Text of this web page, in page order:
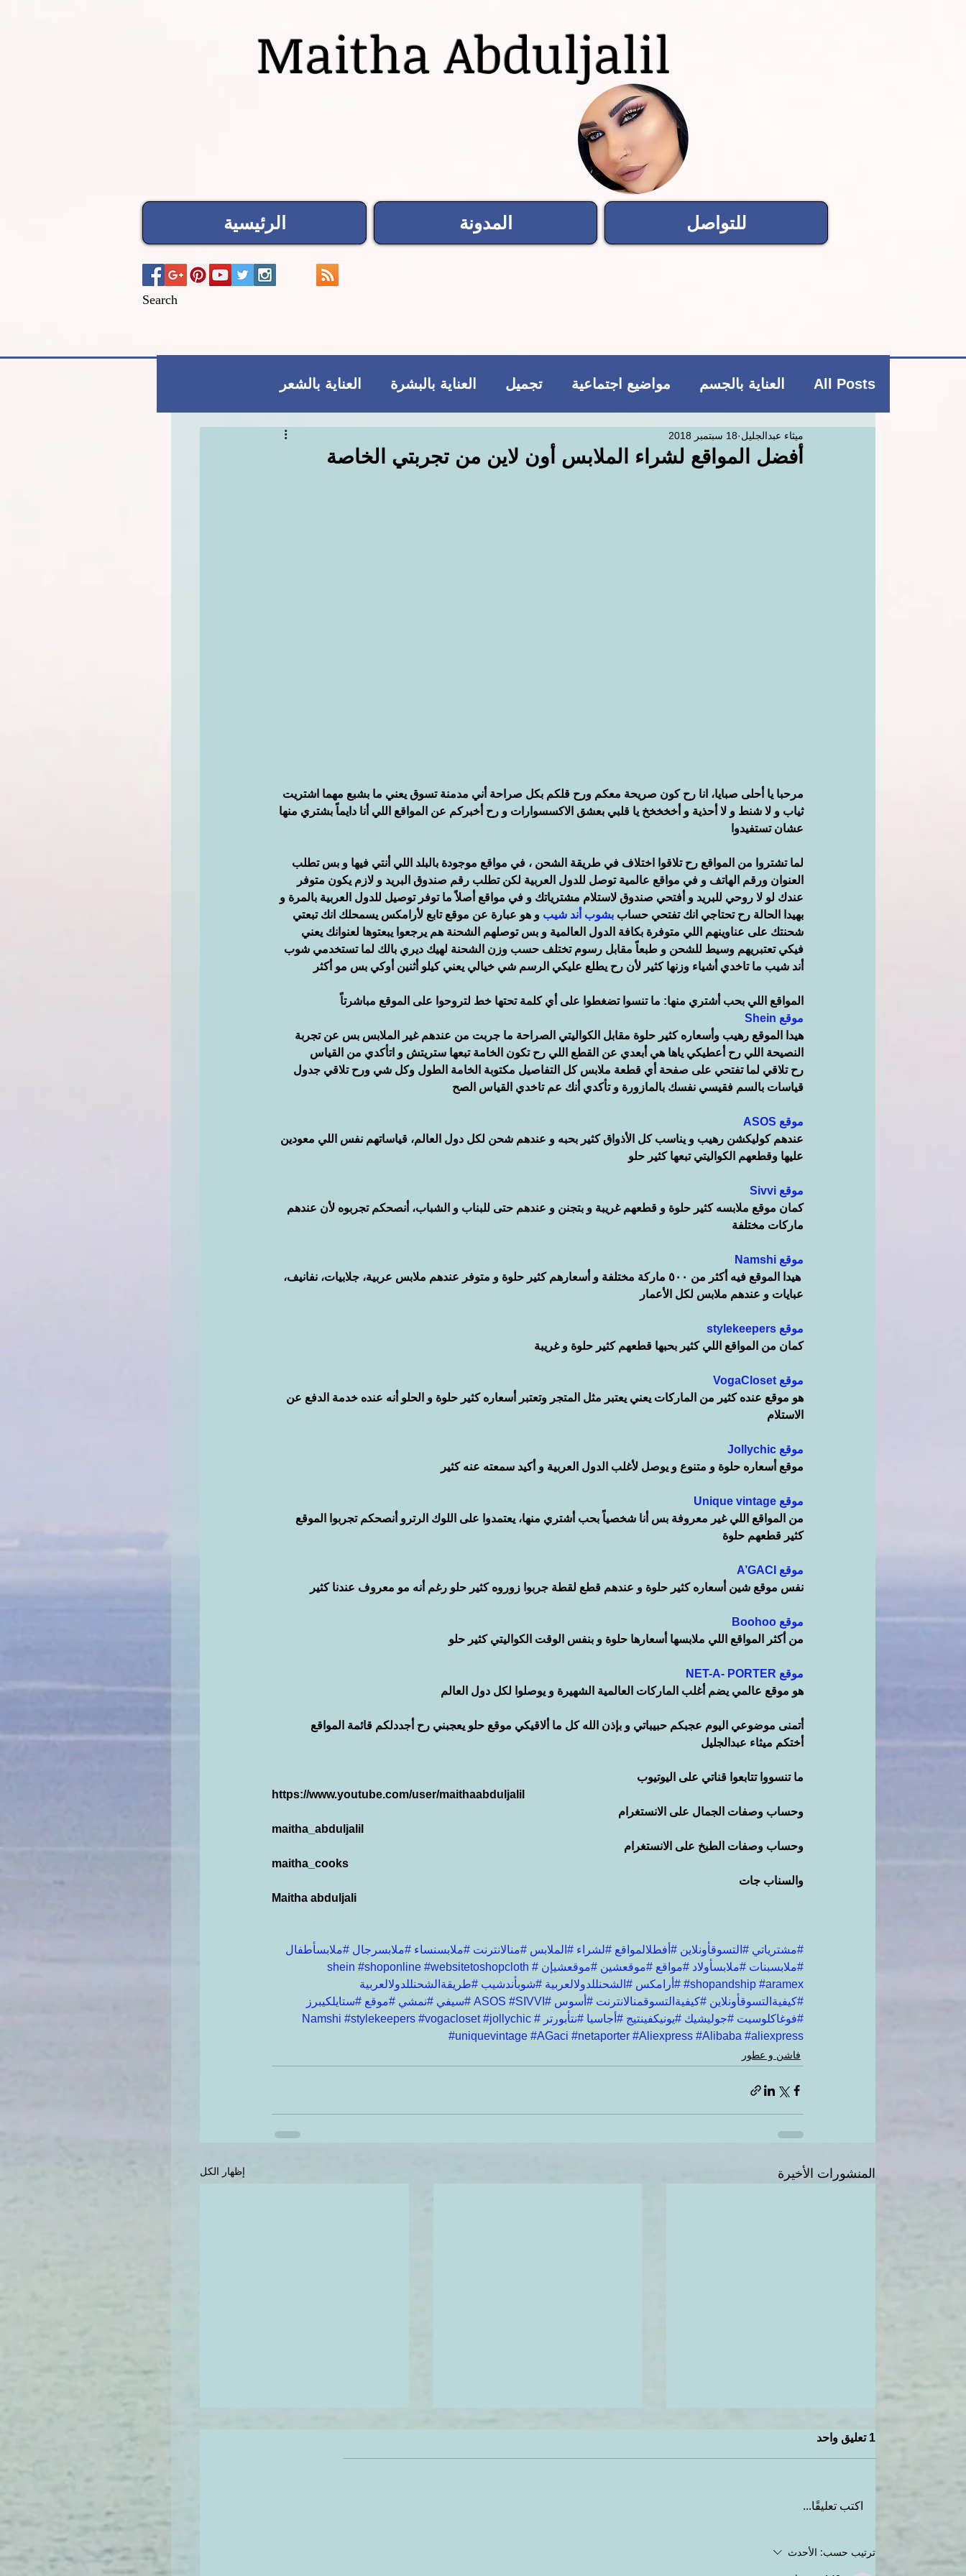
Maitha Abduljalil
الرئيسية المدونة للتواصل
Search
All Posts العناية بالجسم مواضيع اجتماعية تجميل العناية بالبشرة العناية بالشعر
فاشن و عطور منتجات بوتيكي مكملات غذائية العناية بالبشرة
أفضل المواقع لشراء الملابس أون لاين من تجربتي الخاصة
ميثاء عبدالجليل 18 سبتمبر 2018
مرحبا يا أحلى صبايا، انا رح كون صريحة معكم ورح قلكم بكل صراحة أني مدمنة تسوق يعني ما بشبع مهما اشتريت
ثياب و لا شنط و لا أحذية و أخخخخخ يا قلبي بعشق الاكسسوارات و رح أخبركم عن المواقع اللي أنا دايماً بشتري منها
عشان تستفيدوا
لما تشتروا من المواقع رح تلاقوا اختلاف في طريقة الشحن ، في مواقع موجودة بالبلد اللي أنتي فيها و بس تطلب
العنوان ورقم الهاتف و في مواقع عالمية توصل للدول العربية لكن تطلب رقم صندوق البريد و لازم يكون متوفر
عندك لو لا روحي للبريد و أفتحي صندوق لاستلام مشترياتك و في مواقع أصلاً ما توفر توصيل للدول العربية بالمرة و
بهيدا الحالة رح تحتاجي انك تفتحي حساب بشوب أند شيب و هو عبارة عن موقع تابع لأرامكس يسمحلك انك تبعتي
شحنتك على عناوينهم اللي متوفرة بكافة الدول العالمية و بس توصلهم الشحنة هم يرجعوا يبعتوها لعنوانك يعني
فيكي تعتبريهم وسيط للشحن و طبعاً مقابل رسوم تختلف حسب وزن الشحنة لهيك ديري بالك لما تستخدمي شوب
أند شيب ما تاخدي أشياء وزنها كثير لأن رح يطلع عليكي الرسم شي خيالي يعني كيلو أثنين أوكي بس مو أكثر
المواقع اللي بحب أشتري منها: ما تنسوا تضغطوا على أي كلمة تحتها خط لتروحوا على الموقع مباشرتاً
موقع Shein
هيدا الموقع رهيب وأسعاره كثير حلوة مقابل الكواليتي الصراحة ما جربت من عندهم غير الملابس بس عن تجربة
النصيحة اللي رح أعطيكي ياها هي أبعدي عن القطع اللي رح تكون الخامة تبعها ستريتش و اتأكدي من القياس
رح تلاقي لما تفتحي على صفحة أي قطعة ملابس كل التفاصيل مكتوبة الخامة الطول وكل شي ورح تلاقي جدول
قياسات بالسم فقيسي نفسك بالمازورة و تأكدي أنك عم تاخدي القياس الصح
موقع ASOS
عندهم كوليكشن رهيب و يناسب كل الأذواق كثير بحبه و عندهم شحن لكل دول العالم، قياساتهم نفس اللي معودين
عليها وقطعهم الكواليتي تبعها كثير حلو
موقع Sivvi
كمان موقع ملابسه كثير حلوة و قطعهم غريبة و بتجنن و عندهم حتى للبناب و الشباب، أنصحكم تجربوه لأن عندهم
ماركات مختلفة
موقع Namshi
هيدا الموقع فيه أكثر من ٥٠٠ ماركة مختلفة و أسعارهم كثير حلوة و متوفر عندهم ملابس عربية، جلابيات، نفانيف،
عبايات و عندهم ملابس لكل الأعمار
موقع stylekeepers
كمان من المواقع اللي كثير بحبها قطعهم كثير حلوة و غريبة
موقع VogaCloset
هو موقع عنده كثير من الماركات يعني يعتبر مثل المتجر وتعتبر أسعاره كثير حلوة و الحلو أنه عنده خدمة الدفع عن
الاستلام
موقع Jollychic
موقع أسعاره حلوة و متنوع و يوصل لأغلب الدول العربية و أكيد سمعته عنه كثير
موقع Unique vintage
من المواقع اللي غير معروفة بس أنا شخصياً بحب أشتري منها، يعتمدوا على اللوك الرترو أنصحكم تجربوا الموقع
كثير قطعهم حلوة
موقع A’GACI
نفس موقع شين أسعاره كثير حلوة و عندهم قطع لقطة جربوا زوروه كثير حلو رغم أنه مو معروف عندنا كثير
موقع Boohoo
من أكثر المواقع اللي ملابسها أسعارها حلوة و بنفس الوقت الكواليتي كثير حلو
موقع NET-A- PORTER
هو موقع عالمي يضم أغلب الماركات العالمية الشهيرة و يوصلوا لكل دول العالم
أتمنى موضوعي اليوم عجبكم حبيباتي و بإذن الله كل ما ألاقيكي موقع حلو يعجبني رح أجددلكم قائمة المواقع
أختكم ميثاء عبدالجليل
ما تنسووا تتابعوا قناتي على اليوتيوب
https://www.youtube.com/user/maithaabduljalil
وحساب وصفات الجمال على الانستغرام
maitha_abduljalil
وحساب وصفات الطبخ على الانستغرام
maitha_cooks
والسناب جات
Maitha abduljali
#مشترياتي #التسوقأونلاين #أفطلالمواقع #لشراء #الملابس #منالانترنت #ملابسنساء #ملابسرجال #ملابسأطفال
#ملابسبنات #ملابسأولاد #مواقع #موقعشين #موقعشيإن #shein
#shoponline #websitetoshopcloth
#shopandship #aramex #أرامكس #الشحنللدولالعربية #شوبأندشيب #طريقةالشحنللدولالعربية
#كيفيةالتسوقأونلاين #كيفيةالتسوقمنالانترنت #أسوس #ASOS
#SIVVI #سيفي #نمشي #موقع #ستايلكيبرز
#فوغاكلوسيت #جوليشيك #يونيكفينتيج #أجاسيا #نتأبورتر #Namshi
#stylekeepers #vogacloset #jollychic
#uniquevintage #AGaci #netaporter #Aliexpress #Alibaba #aliexpress
فاشن و عطور
المنشورات الأخيرة إظهار الكل
كيف تتنسقي ملابسك لتكوني
1 تعليق واحد
اكتب تعليقًا...
ترتيب حسب: الأحدث